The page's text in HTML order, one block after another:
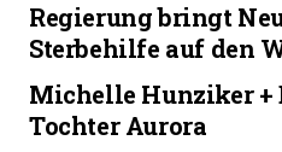
Regierung bringt
Sterbehilfe auf den
Michelle Hunziker +
Tochter Aurora